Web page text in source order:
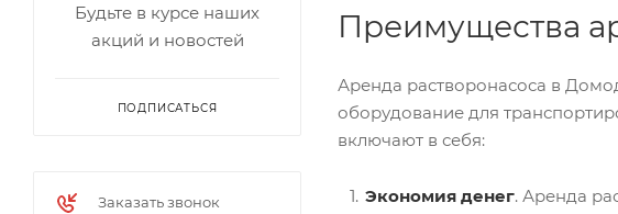
Преимущества
Аренда растворонасоса в
оборудование для
включают в себя:
Экономия денег. Аренда
Будьте в курсе наших
акций и новостей
ПОДПИСАТЬСЯ
Заказать звонок